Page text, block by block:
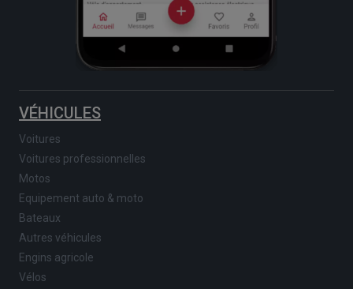
VÉHICULES
Voitures
Voitures professionnelles
Motos
Equipement auto & moto
Bateaux
Autres véhicules
Engins agricole
Vélos